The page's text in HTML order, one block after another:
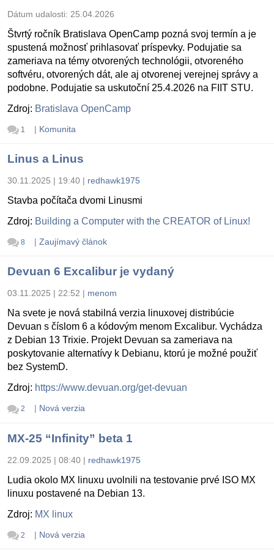
Dátum udalosti: 25.04.2026
Štvrtý ročník Bratislava OpenCamp pozná svoj termín a je
spustená možnosť prihlasovať príspevky. Podujatie sa
zameriava na témy otvorených technológii, otvoreného
softvéru, otvorených dát, ale aj otvorenej verejnej správy a
podobne. Podujatie sa uskutoční 25.4.2026 na FIIT STU.
Zdroj: Bratislava OpenCamp
1 | Komunita
Linus a Linus
30.11.2025 | 19:40 | redhawk1975
Stavba počítača dvomi Linusmi
Zdroj: Building a Computer with the CREATOR of Linux!
8 | Zaujímavý článok
Devuan 6 Excalibur je vydaný
03.11.2025 | 22:52 | menom
Na svete je nová stabilná verzia linuxovej distribúcie
Devuan s číslom 6 a kódovým menom Excalibur. Vychádza
z Debian 13 Trixie. Projekt Devuan sa zameriava na
poskytovanie alternatívy k Debianu, ktorú je možné použiť
bez SystemD.
Zdroj: https://www.devuan.org/get-devuan
2 | Nová verzia
MX-25 “Infinity” beta 1
22.09.2025 | 08:40 | redhawk1975
Ludia okolo MX linuxu uvolnili na testovanie prvé ISO MX
linuxu postavené na Debian 13.
Zdroj: MX linux
2 | Nová verzia